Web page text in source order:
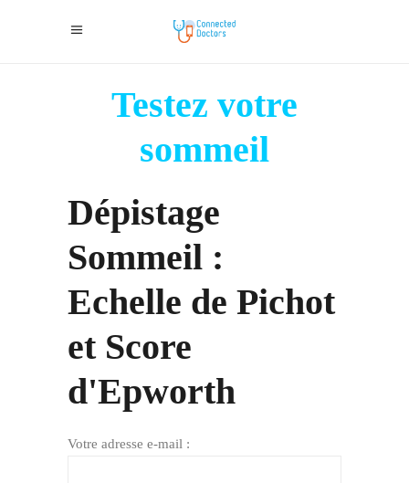
Testez votre
sommeil
Dépistage
Sommeil :
Echelle de Pichot
et Score
d'Epworth
Votre adresse e-mail :